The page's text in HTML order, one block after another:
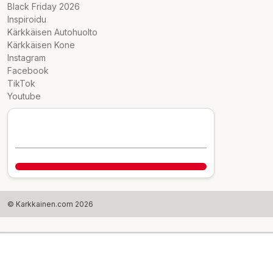
Black Friday 2026
Inspiroidu
Kärkkäisen Autohuolto
Kärkkäisen Kone
Instagram
Facebook
TikTok
Youtube
© Karkkainen.com 2026